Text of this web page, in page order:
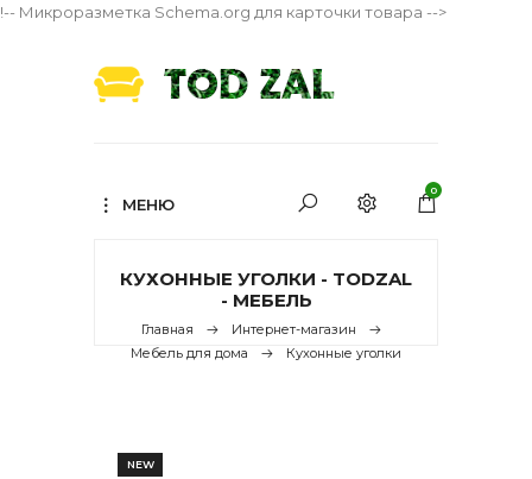
!-- Микроразметка Schema.org для карточки товара -->
МЕНЮ
0
КУХОННЫЕ УГОЛКИ - TODZAL
- МЕБЕЛЬ
Главная
Интернет-магазин
Мебель для дома
Кухонные уголки
NEW